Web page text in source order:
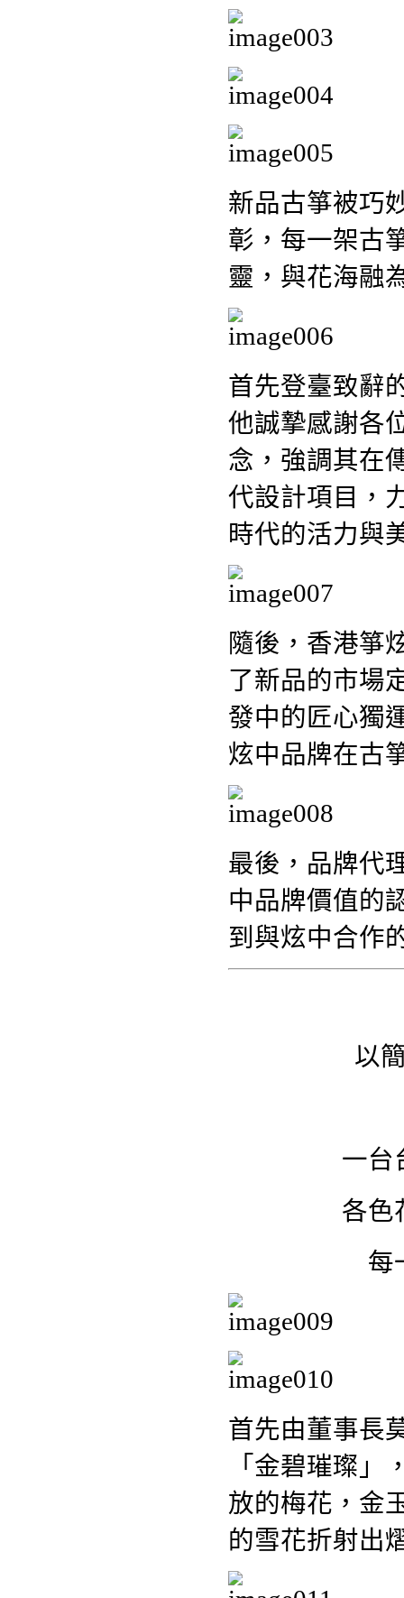
新品古箏被巧
彰，每一架古
靈，與花海融
首先登臺致辭
他誠摯感謝各
念，強調其在
代設計項目，
時代的活力與
隨後，香港箏
了新品的市場
發中的匠心獨
炫中品牌在古
最後，品牌代
中品牌價值的
到與炫中合作
以
一台
各色
每
首先由董事長
「金碧璀璨
放的梅花，金
的雪花折射出